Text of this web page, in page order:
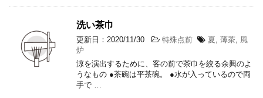
洗い茶巾
更新日：2020/11/30 特殊点前 夏 薄茶 風
炉
涼を演出するために、客の前で茶巾を絞る余興のよ
うなもの ●茶碗は平茶碗。 ●水が入っているので両
手で …